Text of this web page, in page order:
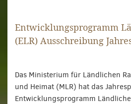
Entwicklungsprogramm
(ELR) Ausschreibung
Das Ministerium für Ländlichen
und Heimat (MLR) hat das
Entwicklungsprogramm